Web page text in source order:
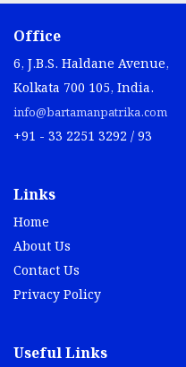
Office
6, J.B.S. Haldane Avenue,
Kolkata 700 105, India.
info@bartamanpatrika.com
+91 - 33 2251 3292 / 93
Links
Home
About Us
Contact Us
Privacy Policy
Useful Links